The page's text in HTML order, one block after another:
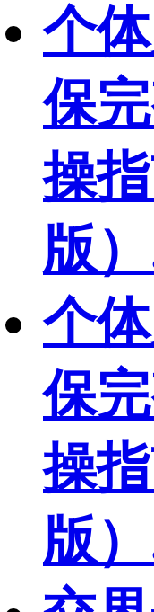
个
保
操
版
个
保
操
版